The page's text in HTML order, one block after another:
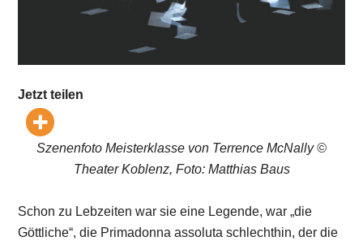
Jetzt teilen
Szenenfoto Meisterklasse von Terrence McNally ©
Theater Koblenz, Foto: Matthias Baus
Schon zu Lebzeiten war sie eine Legende, war „die
Göttliche“, die Primadonna assoluta schlechthin, der die